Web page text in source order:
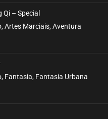
– Special
Artes Marciais, Aventura
Fantasia, Fantasia Urbana